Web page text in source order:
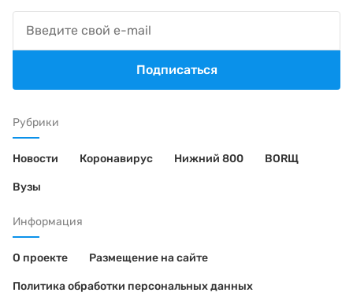
Рубрики
Новости Коронавирус Нижний 800 BORЩ
Вузы
Информация
О проекте Размещение на сайте
Политика обработки персональных данных
Подписаться